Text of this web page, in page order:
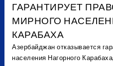
ГАРАНТИРУЕТ
МИРНОГО
КАРАБАХА
Азербайджан отказывается
населения Нагорного